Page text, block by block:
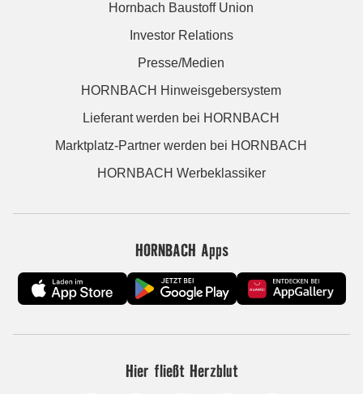
Hornbach Baustoff Union
Investor Relations
Presse/Medien
HORNBACH Hinweisgebersystem
Lieferant werden bei HORNBACH
Marktplatz-Partner werden bei HORNBACH
HORNBACH Werbeklassiker
HORNBACH Apps
Hier fließt Herzblut